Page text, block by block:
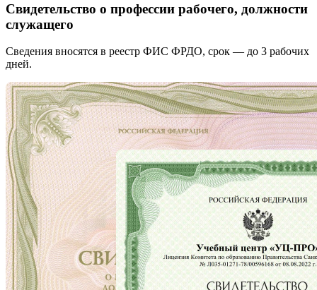
Свидетельство о профессии рабочего, должности
служащего
Сведения вносятся в реестр ФИС ФРДО, срок — до 3 рабочих
дней.